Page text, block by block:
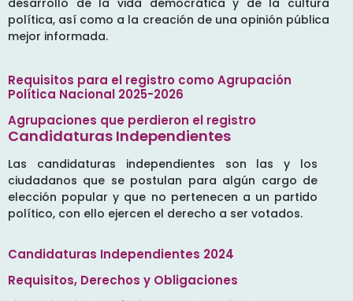
política, así como a la creación de una opinión pública
mejor informada.
Requisitos para el registro como Agrupación
Política Nacional 2025-2026
Agrupaciones que perdieron el registro
Candidaturas Independientes
Las candidaturas independientes son las y los
ciudadanos que se postulan para algún cargo de
elección popular y que no pertenecen a un partido
político, con ello ejercen el derecho a ser votados.
Candidaturas Independientes 2024
Requisitos, Derechos y Obligaciones